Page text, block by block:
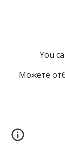
You
Можете